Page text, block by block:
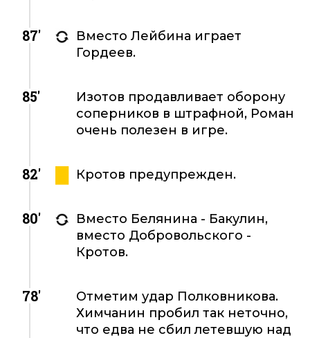
87'
Вместо Лейбина играет
Гордеев.
85'
Изотов продавливает оборону
соперников в штрафной, Роман
очень полезен в игре.
82' Кротов предупрежден.
80'
Вместо Белянина - Бакулин,
вместо Добровольского -
Кротов.
78'
Отметим удар Полковникова.
Химчанин пробил так неточно,
что едва не сбил летевшую над